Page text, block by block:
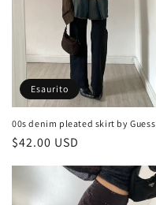
Esaurito
00s denim pleated skirt by Guess
Prezzo
$42.00 USD